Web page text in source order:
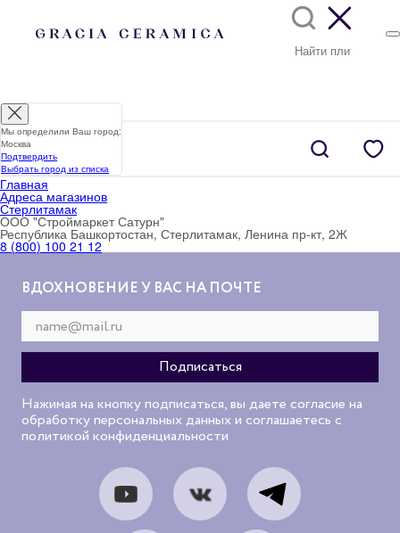
Главная
Адреса магазинов
Стерлитамак
ООО "Строймаркет Сатурн"
Республика Башкортостан, Стерлитамак, Ленина пр-кт, 2Ж
8 (800) 100 21 12
ВДОХНОВЕНИЕ У ВАС НА ПОЧТЕ
Нажимая на кнопку подписаться, вы даете согласие на
обработку персональных данных и соглашаетесь с
политикой конфиденциальности
Мы определили Ваш город:
Москва
Подтвердить
Выбрать город из списка